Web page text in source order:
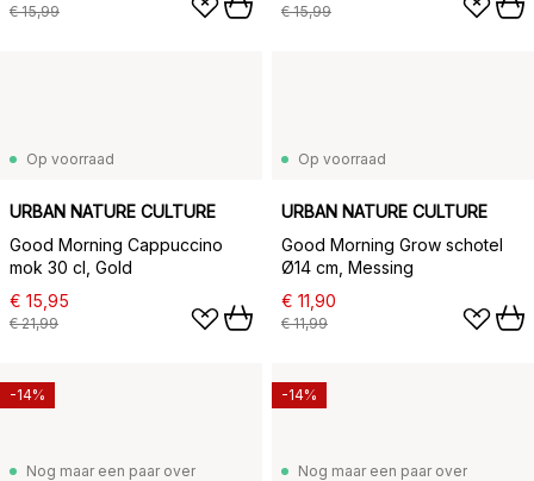
€ 15,99 € 15,99
Op voorraad
URBAN NATURE CULTURE
Good Morning Cappuccino
mok 30 cl, Gold
€ 15,95
€ 21,99
Op voorraad
URBAN NATURE CULTURE
Good Morning Grow schotel
Ø14 cm, Messing
€ 11,90
€ 11,99
Nog maar een paar over
-14%
Nog maar een paar over
-14%